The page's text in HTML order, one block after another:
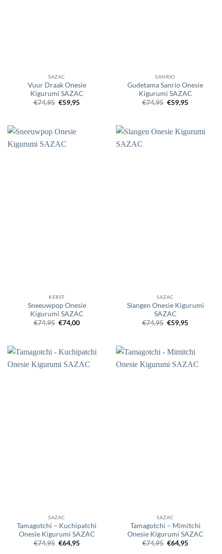
SAZAC
Vuur Draak Onesie
Kigurumi SAZAC
€74,95 Oorspronkelijke
prijs
€59,95Huidige
SANRIO
Gudetama Sanrio Onesie
Kigurumi SAZAC
€74,95 Oorspronkelijke
prijs
€59,95Huidige
KERST
Sneeuwpop Onesie
Kigurumi SAZAC
€74,95 Oorspronkelijke
prijs
€74,00Huidige
SAZAC
Slangen Onesie Kigurumi
SAZAC
€74,95 Oorspronkelijke
prijs
€59,95Huidige
SAZAC
Tamagotchi – Kuchipatchi
Onesie Kigurumi SAZAC
€74,95 Oorspronkelijke
prijs
€64,95Huidige
SAZAC
Tamagotchi – Mimitchi
Onesie Kigurumi SAZAC
€74,95 Oorspronkelijke
prijs
€64,95Huidige